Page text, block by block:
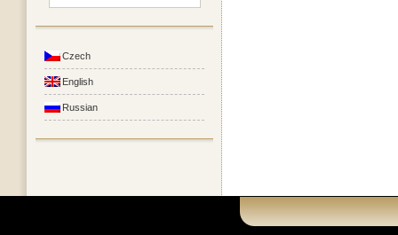
Czech
English
Russian